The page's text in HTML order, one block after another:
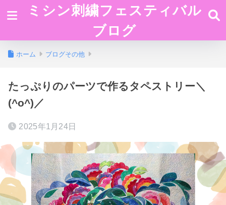
ミシン刺繍フェスティバル
ブログ
ホーム ブログその他
たっぷりのパーツで作るタペストリー＼
(^o^)／
2025年1月24日